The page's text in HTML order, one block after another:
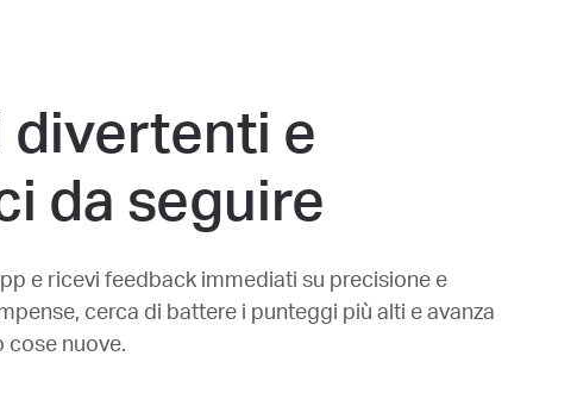
divertenti e
da seguire
e ricevi feedback immediati su precisione e
cerca di battere i punteggi più alti e avanza
cose nuove.